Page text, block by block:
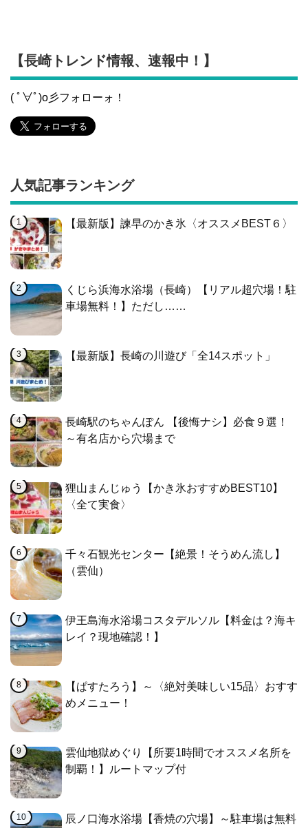
【長崎トレンド情報、速報中！】
( ﾟ∀ﾟ)o彡フォローォ！
人気記事ランキング
【最新版】諫早のかき氷〈オススメBEST６〉
くじら浜海水浴場（長崎）【リアル超穴場！駐
車場無料！】ただし……
【最新版】長崎の川遊び「全14スポット」
長崎駅のちゃんぽん 【後悔ナシ】必食９選！
～有名店から穴場まで
狸山まんじゅう【かき氷おすすめBEST10】
〈全て実食〉
千々石観光センター【絶景！そうめん流し】
（雲仙）
伊王島海水浴場コスタデルソル【料金は？海キ
レイ？現地確認！】
【ぱすたろう】～〈絶対美味しい15品〉おすす
めメニュー！
雲仙地獄めぐり【所要1時間でオススメ名所を
制覇！】ルートマップ付
辰ノ口海水浴場【香焼の穴場】～駐車場は無料